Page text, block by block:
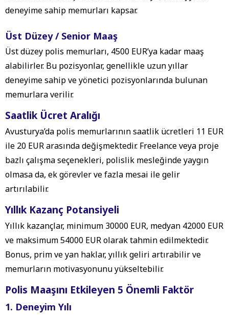
deneyime sahip memurları kapsar.
Üst Düzey / Senior Maaş
Üst düzey polis memurları, 4500 EUR’ya kadar maaş
alabilirler. Bu pozisyonlar, genellikle uzun yıllar
deneyime sahip ve yönetici pozisyonlarında bulunan
memurlara verilir.
Saatlik Ücret Aralığı
Avusturya’da polis memurlarının saatlik ücretleri 11 EUR
ile 20 EUR arasında değişmektedir. Freelance veya proje
bazlı çalışma seçenekleri, polislik mesleğinde yaygın
olmasa da, ek görevler ve fazla mesai ile gelir
artırılabilir.
Yıllık Kazanç Potansiyeli
Yıllık kazançlar, minimum 30000 EUR, medyan 42000 EUR
ve maksimum 54000 EUR olarak tahmin edilmektedir.
Bonus, prim ve yan haklar, yıllık geliri artırabilir ve
memurların motivasyonunu yükseltebilir.
Polis Maaşını Etkileyen 5 Önemli Faktör
1. Deneyim Yılı